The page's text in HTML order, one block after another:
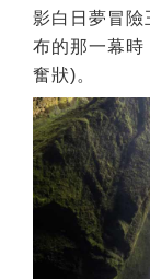
影白日夢冒險
布的那一幕
奮狀)。